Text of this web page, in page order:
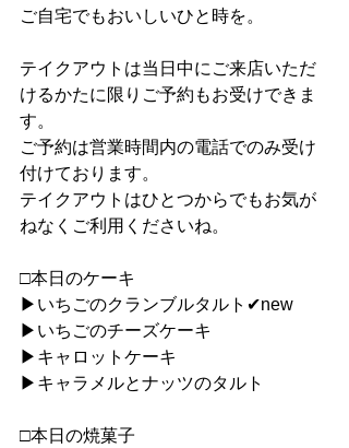
ご自宅でもおいしいひと時を。
テイクアウトは当日中にご来店いただ
けるかたに限りご予約もお受けできま
す。
ご予約は営業時間内の電話でのみ受け
付けております。
テイクアウトはひとつからでもお気が
ねなくご利用くださいね。
□本日のケーキ
▶︎いちごのクランブルタルト✔︎new
▶︎いちごのチーズケーキ
▶︎キャロットケーキ
▶︎キャラメルとナッツのタルト
□本日の焼菓子